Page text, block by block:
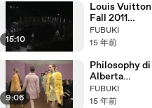
15:10
Louis Vuitton
Fall 2011
Fashion Show
(full)
FUBUKI
15 年前
9:06
Philosophy di
Alberta
Ferretti Fall
2011 Fashion
FUBUKI
15 年前